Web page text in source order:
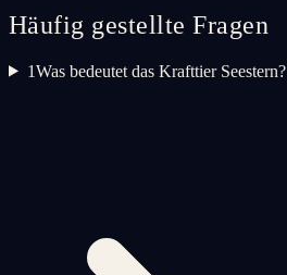
Häufig gestellte Fragen
1Was bedeutet das Krafttier Seestern?